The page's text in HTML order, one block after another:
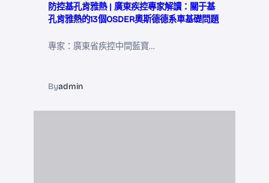
防控基孔肯雅熱 | 廣東疾控專家解讀：關于基
孔肯雅熱的13個OSDER奧斯德德系車基礎問題
專家：廣東省疾控中間藍寶…
Byadmin